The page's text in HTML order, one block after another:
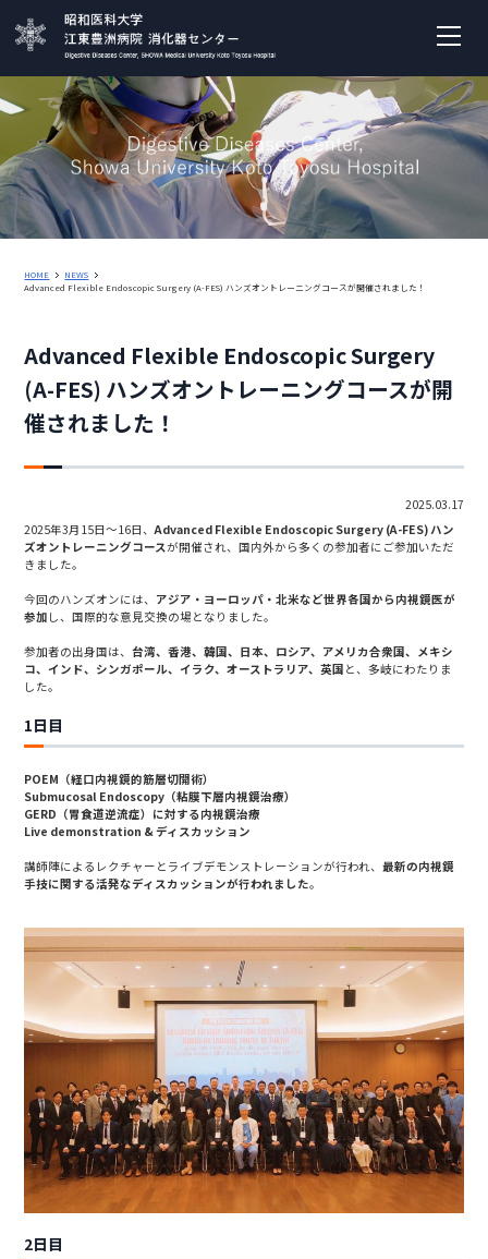
HOME
NEWS
Advanced Flexible Endoscopic Surgery (A-FES) ハンズオントレーニングコースが開催されました！
Advanced Flexible Endoscopic Surgery
(A-FES) ハンズオントレーニングコースが開
催されました！
2025.03.17
2025年3月15日～16日、Advanced Flexible Endoscopic Surgery (A-FES) ハン
ズオントレーニングコースが開催され、国内外から多くの参加者にご参加いただ
きました。
今回のハンズオンには、 アジア・ヨーロッパ・北米など世界各国から内視鏡医が
参加 し、国際的な意見交換の場となりました。
参加者の出身国は、台湾、香港、韓国、日本、ロシア、アメリカ合衆国、メキシ
コ、インド、シンガポール、イラク、オーストラリア、英国 と、多岐にわたりま
した。
1日目
POEM（経口内視鏡的筋層切開術）
Submucosal Endoscopy（粘膜下層内視鏡治療）
GERD（胃食道逆流症）に対する内視鏡治療
Live demonstration & ディスカッション
講師陣によるレクチャーとライブデモンストレーションが行われ、最新の内視鏡
手技に関する活発なディスカッションが行われました。
2日目